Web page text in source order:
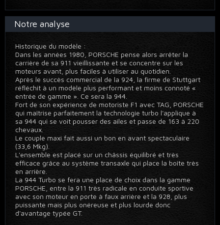
Notre analyse
Historique du modèle :
Dans les années 1980, PORSCHE pense alors arrêter la
carrière de sa 911 vieillissante et se concentre sur les
moteurs avant, plus faciles à utiliser au quotidien.
Après le succès commercial de la 924, la firme de Stuttgart
réfléchit à un modèle plus performant et moins connoté «
entrée de gamme ». Ce sera la 944.
Fort de son expérience de motoriste F1 avec TAG, PORSCHE
qui maîtrise parfaitement la technologie turbo l'applique à
sa 944 qui se voit pousser des ailes et passe de 163 à 220
chevaux.
Le couple maxi fait aussi un bon en avant spectaculaire
(33,6 Mkg).
L'ensemble est placé sur un châssis équilibré et très
efficace grâce au système transaxle qui place la boîte très
en arrière.
La 944 Turbo se fera une place de choix dans la gamme
PORSCHE, entre la 911 très radicale en conduite sportive
avec son moteur en porte à faux arrière et la 928, plus
puissante mais plus onéreuse et plus lourde donc
d'avantage typée GT.